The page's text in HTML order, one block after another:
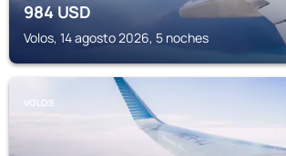
984USD
Volos, 14 agosto 2026, 5 noches
VOLOS